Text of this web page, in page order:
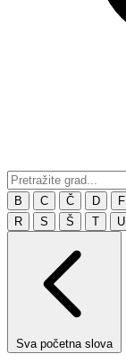
B C Č D F
R
S Š T U
Sva početna slova